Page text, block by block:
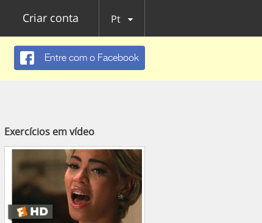
Criar conta Pt
Entre com o Facebook
Exercícios em vídeo